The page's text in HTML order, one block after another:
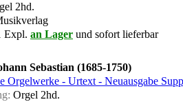
2hd.
Expl. an Lager und sofort lieferbar
Sebastian (1685-1750)
Orgelwerke - Urtext - Neuausgabe
Orgel 2hd.